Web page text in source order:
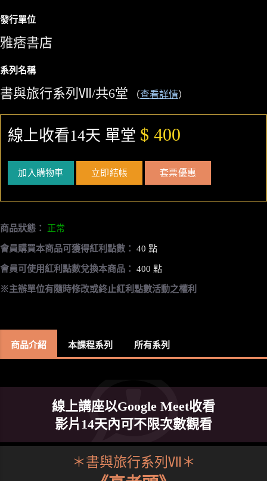
發行單位
雅痞書店
系列名稱
書與旅行系列Ⅶ/共6堂 （查看詳情）
線上收看14天 單堂 $ 400
加入購物車 立即結帳 套票優惠
商品狀態： 正常
會員購買本商品可獲得紅利點數： 40 點
會員可使用紅利點數兌換本商品： 400 點
※主辦單位有隨時修改或終止紅利點數活動之權利
商品介紹 本課程系列 所有系列
線上講座以Google Meet收看
影片14天內可不限次數觀看
＊書與旅行系列Ⅶ＊